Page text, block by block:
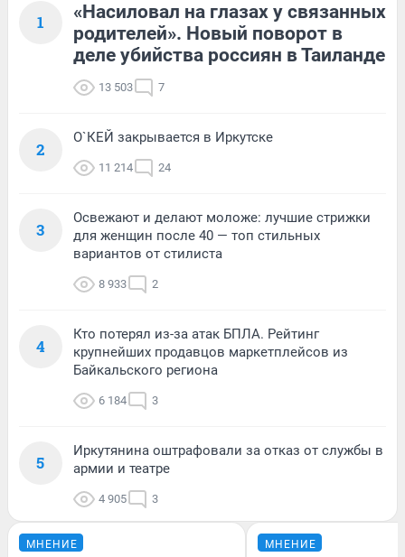
1
«Насиловал на глазах у связанных
родителей». Новый поворот в
деле убийства россиян в Таиланде
13 503 7
2
О`КЕЙ закрывается в Иркутске
11 214 24
3
Освежают и делают моложе: лучшие стрижки
для женщин после 40 — топ стильных
вариантов от стилиста
8 933 2
4
Кто потерял из-за атак БПЛА. Рейтинг
крупнейших продавцов маркетплейсов из
Байкальского региона
6 184 3
5
Иркутянина оштрафовали за отказ от службы в
армии и театре
4 905 3
МНЕНИЕ МНЕНИЕ